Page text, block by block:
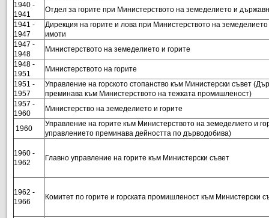
1940 -
1941
Отдел за горите при Министерството на земеделието и
1941 -
1947
Дирекция на горите и лова при Министерството на
имоти
1947 -
1948
Министерството на земеделието и горите
1948 -
1951
Министерството на горите
1951 -
1957
Управление на горското стопанство към Министерски съвет
преминава към Министерството на тежката промишленост)
1957 -
1960
Министерство на земеделието и горите
1960
Управление на горите към Министерството на земеделието и
управлението преминава дейността по дърводобива)
1960 -
1962
Главно управление на горите към Министерски съвет
1962 -
1966
Комитет по горите и горската промишленост към Министерски